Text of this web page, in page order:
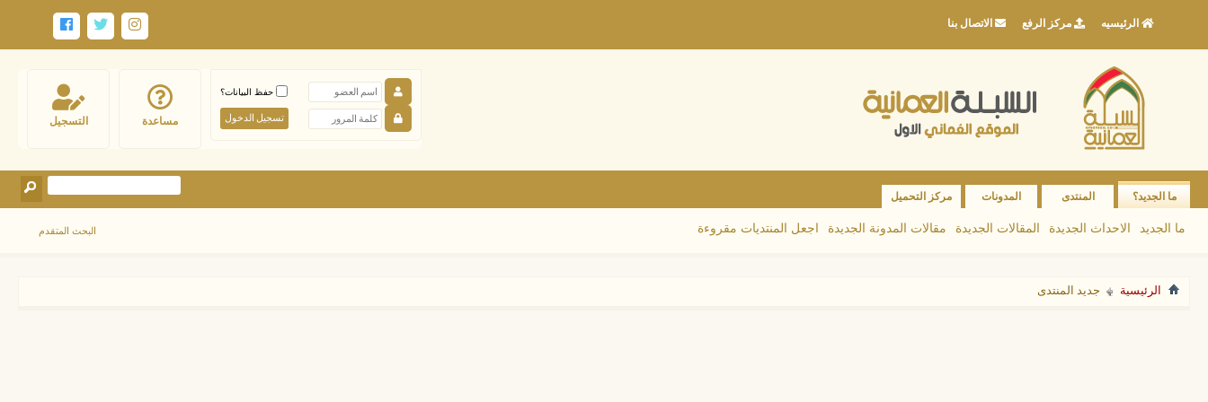
الرئيسيه مركز الرفع الاتصال بنا
التسجيل مساعدة
حفظ البيانات؟
ما الجديد؟
ما الجديد الاحداث الجديدة المقالات الجديدة مقالات المدونة الجديدة اجعل المنتديات مقروءة
المنتدى المدونات مركز التحميل
البحث المتقدم
الرئيسية جديد المنتدى